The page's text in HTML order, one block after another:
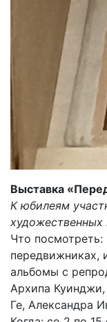
Выставка
К юбилеям
художественных
Что
передвижниках,
альбомы с
Архипа
Ге, Александра